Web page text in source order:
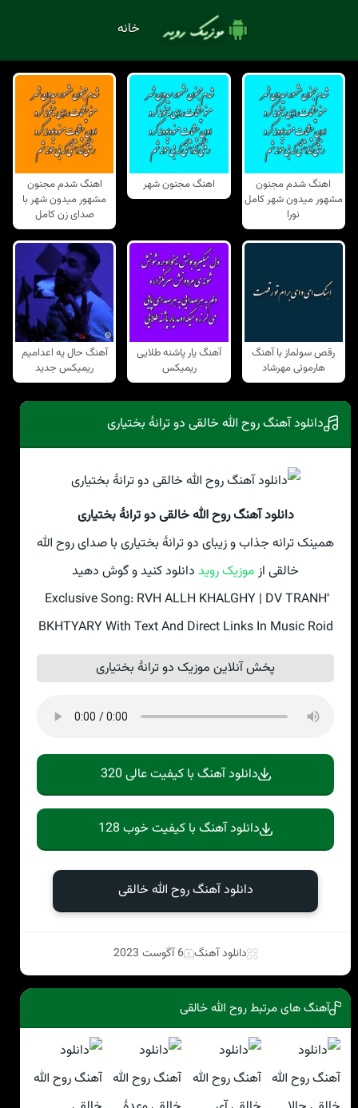
خانه
اهنگ شدم مجنون
مشهور میدون شهر کامل
نورا
اهنگ مجنون شهر
اهنگ شدم مجنون
مشهور میدون شهر با
صدای زن کامل
رقص سولماز با آهنگ
هارمونی مهرشاد
آهنگ یار پاشنه طلایی
ریمیکس
آهنگ حال یه اعدامیم
ریمیکس جدید
دانلود آهنگ روح الله خالقی دو ترانهٔ بختیاری
دانلود آهنگ روح الله خالقی دو ترانهٔ بختیاری
همینک ترانه جذاب و زیبای دو ترانهٔ بختیاری با صدای روح الله
خالقی از موزیک روید دانلود کنید و گوش دهید
Exclusive Song: RVH ALLH KHALGHY | DV TRANHٔ
BKHTYARY With Text And Direct Links In Music Roid
پخش آنلاین موزیک دو ترانهٔ بختیاری
دانلود آهنگ با کیفیت عالی 320
دانلود آهنگ با کیفیت خوب 128
دانلود آهنگ روح الله خالقی
دانلود آهنگ 6 آگوست 2023
آهنگ های مرتبط روح الله خالقی